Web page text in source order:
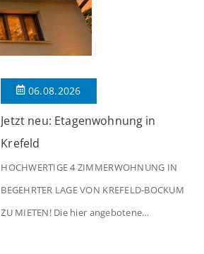
06.08.2026
Jetzt neu: Etagenwohnung in
Krefeld
HOCHWERTIGE 4 ZIMMERWOHNUNG IN
BEGEHRTER LAGE VON KREFELD-BOCKUM
ZU MIETEN! Die hier angebotene